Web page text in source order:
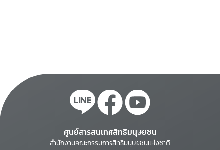
ศูนย์สารสนเทศสิทธิมนุษยชน
สำนักงานคณะกรรมการสิทธิมนุษยชนแห่งชาติ